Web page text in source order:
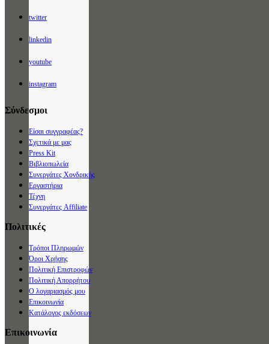
twitter
linkedin
youtube
instagram
Σύνδεσμοι
Είσαι συγγραφέας?
Σχετικά με μας
Press Kit
Βιβλιοπωλεία
Συνεργάτες Χονδρικής
Εργαστήρια
Τέχνη
Συνεργάτες Affiliate
Πολιτικές
Τρόποι Πληρωμών
Όροι Χρήσης
Πολιτική Επιστροφών
Πολιτική Απορρήτου
Ο λογαριασμός μου
Επικοινωνία
Κατάλογος εκδόσεων
Επικοινωνία